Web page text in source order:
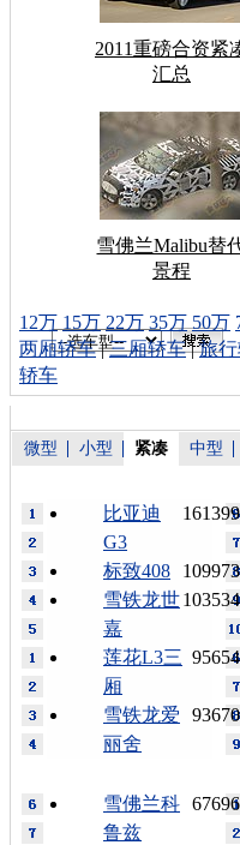
2011重磅合资紧
汇总
雪佛兰Malibu替
景程
12万 15万 22万 35万 50万
两厢轿车|三厢轿车|旅
轿车
微型 小型 紧凑 中型
161399
比亚迪
G3
109973
标致408
103534
雪铁龙世
嘉
95654
莲花L3三
厢
93670
雪铁龙爱
丽舍
67696
雪佛兰科
鲁兹